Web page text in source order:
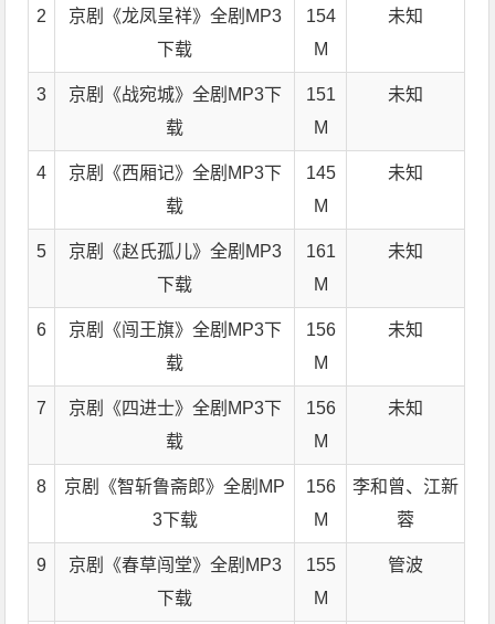
2
京剧《龙凤呈祥》全剧MP3
下载
154
M
未知
3
京剧《战宛城》全剧MP3下
载
151
M
未知
4
京剧《西厢记》全剧MP3下
载
145
M
未知
5
京剧《赵氏孤儿》全剧MP3
下载
161
M
未知
6
京剧《闯王旗》全剧MP3下
载
156
M
未知
7
京剧《四进士》全剧MP3下
载
156
M
未知
8
京剧《智斩鲁斋郎》全剧MP
3下载
156
M
李和曾、江新
蓉
9
京剧《春草闯堂》全剧MP3
下载
155
M
管波